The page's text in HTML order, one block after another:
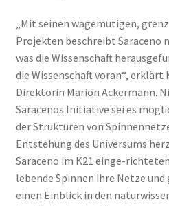
„Mit seinen wagemutigen,
Projekten beschreibt Saraceno
was die Wissenschaft
die Wissenschaft voran“,
Direktorin Marion Ackermann.
Saracenos Initiative sei es
der Strukturen von
Entstehung des Universums
Saraceno im K21 einge-
lebende Spinnen ihre Netze und
einen Einblick in den